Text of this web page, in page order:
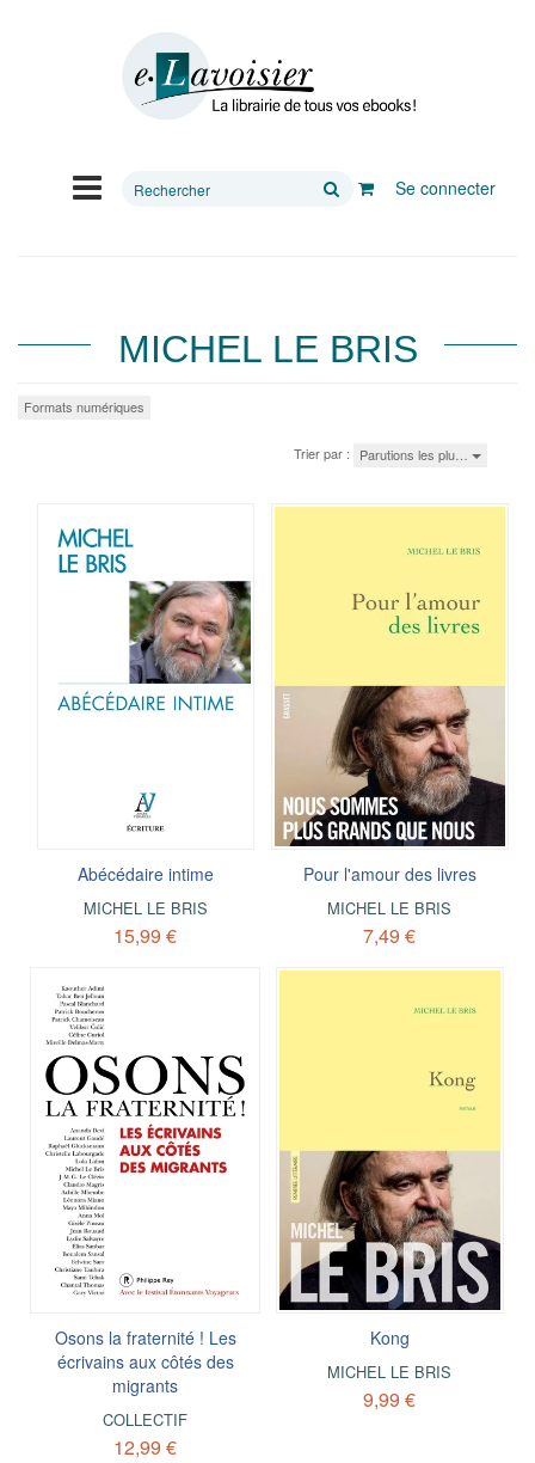
Rechercher
Se connecter
MICHEL LE BRIS
Formats numériques
Trier par : Parutions les plu…
Abécédaire intime
MICHEL LE BRIS
15,99 €
Pour l'amour des livres
MICHEL LE BRIS
7,49 €
Osons la fraternité ! Les
écrivains aux côtés des
migrants
COLLECTIF
12,99 €
Kong
MICHEL LE BRIS
9,99 €